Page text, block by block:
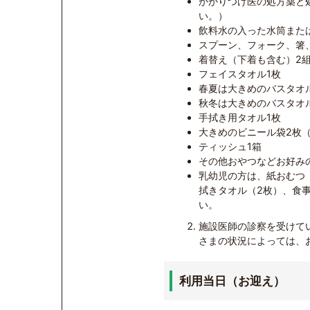
い。）
飲料水の入った水筒また
スプーン、フォーク、
着替え（下着も含む）2
フェイスタオル1枚
春夏は大きめのバスタオ
秋冬は大きめのバスタオ
手拭き用タオル1枚
大きめのビニール袋2枚
ティッシュ1箱
その他おやつなどお好み
乳幼児の方は、紙おむつ
拭きタオル（2枚）、食
い。
施設医師の診察を受け
さまの状況によっては、
利用当日（お迎え）